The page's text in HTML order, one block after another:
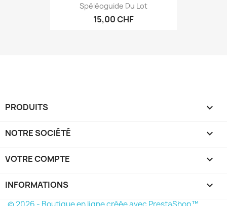
Spéléoguide Du Lot
15,00 CHF
PRODUITS 
NOTRE SOCIÉTÉ 
VOTRE COMPTE 
INFORMATIONS keyboard_arrow_down